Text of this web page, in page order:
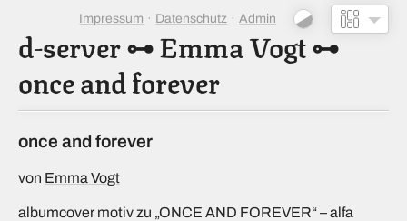
d-server⊶Emma Vogt⊶
once and forever
Impressum Datenschutz Admin
once and forever
von Emma Vogt
albumcover motiv zu „ONCE AND FOREVER“ – alfa